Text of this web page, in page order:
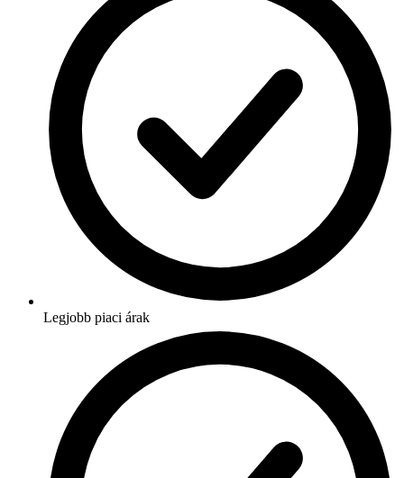
Legjobb piaci árak